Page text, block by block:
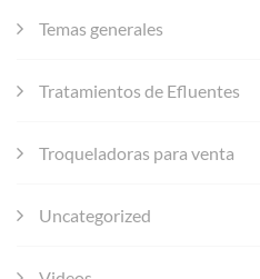
Temas generales
Tratamientos de Efluentes
Troqueladoras para venta
Uncategorized